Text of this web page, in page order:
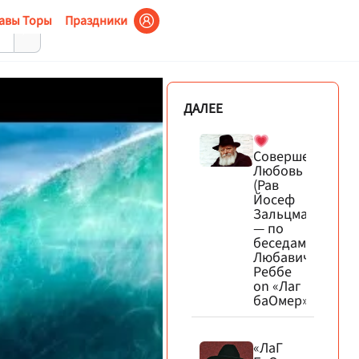
Торы Праздники
ДАЛЕЕ
Совершенная
Любовь
(Рав
Йосеф
Зальцман)
— по
беседам
Любавического
Реббе
on «Лаг
баОмер»
«ЛаГ